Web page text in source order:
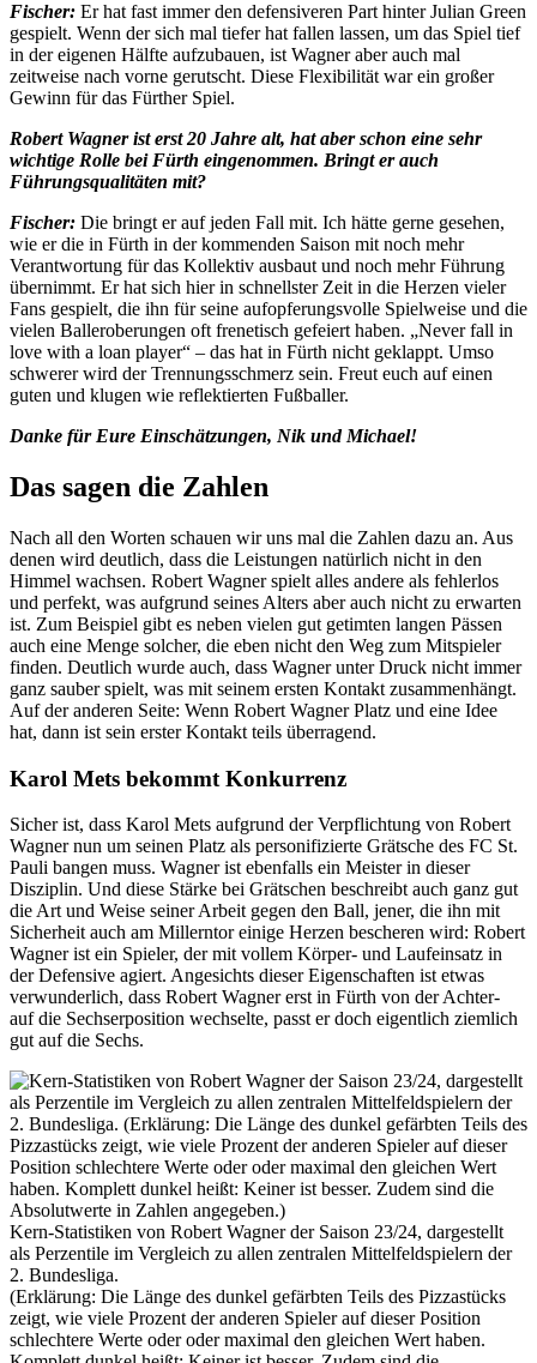
Fischer: Er hat fast immer den defensiveren Part hinter Julian Green
gespielt. Wenn der sich mal tiefer hat fallen lassen, um das Spiel tief
in der eigenen Hälfte aufzubauen, ist Wagner aber auch mal
zeitweise nach vorne gerutscht. Diese Flexibilität war ein großer
Gewinn für das Fürther Spiel.
Robert Wagner ist erst 20 Jahre alt, hat aber schon eine sehr
wichtige Rolle bei Fürth eingenommen. Bringt er auch
Führungsqualitäten mit?
Fischer: Die bringt er auf jeden Fall mit. Ich hätte gerne gesehen,
wie er die in Fürth in der kommenden Saison mit noch mehr
Verantwortung für das Kollektiv ausbaut und noch mehr Führung
übernimmt. Er hat sich hier in schnellster Zeit in die Herzen vieler
Fans gespielt, die ihn für seine aufopferungsvolle Spielweise und die
vielen Balleroberungen oft frenetisch gefeiert haben. „Never fall in
love with a loan player“ – das hat in Fürth nicht geklappt. Umso
schwerer wird der Trennungsschmerz sein. Freut euch auf einen
guten und klugen wie reflektierten Fußballer.
Danke für Eure Einschätzungen, Nik und Michael!
Das sagen die Zahlen
Nach all den Worten schauen wir uns mal die Zahlen dazu an. Aus
denen wird deutlich, dass die Leistungen natürlich nicht in den
Himmel wachsen. Robert Wagner spielt alles andere als fehlerlos
und perfekt, was aufgrund seines Alters aber auch nicht zu erwarten
ist. Zum Beispiel gibt es neben vielen gut getimten langen Pässen
auch eine Menge solcher, die eben nicht den Weg zum Mitspieler
finden. Deutlich wurde auch, dass Wagner unter Druck nicht immer
ganz sauber spielt, was mit seinem ersten Kontakt zusammenhängt.
Auf der anderen Seite: Wenn Robert Wagner Platz und eine Idee
hat, dann ist sein erster Kontakt teils überragend.
Karol Mets bekommt Konkurrenz
Sicher ist, dass Karol Mets aufgrund der Verpflichtung von Robert
Wagner nun um seinen Platz als personifizierte Grätsche des FC St.
Pauli bangen muss. Wagner ist ebenfalls ein Meister in dieser
Disziplin. Und diese Stärke bei Grätschen beschreibt auch ganz gut
die Art und Weise seiner Arbeit gegen den Ball, jener, die ihn mit
Sicherheit auch am Millerntor einige Herzen bescheren wird: Robert
Wagner ist ein Spieler, der mit vollem Körper- und Laufeinsatz in
der Defensive agiert. Angesichts dieser Eigenschaften ist etwas
verwunderlich, dass Robert Wagner erst in Fürth von der Achter-
auf die Sechserposition wechselte, passt er doch eigentlich ziemlich
gut auf die Sechs.
Kern-Statistiken von Robert Wagner der Saison 23/24, dargestellt
als Perzentile im Vergleich zu allen zentralen Mittelfeldspielern der
2. Bundesliga.
(Erklärung: Die Länge des dunkel gefärbten Teils des Pizzastücks
zeigt, wie viele Prozent der anderen Spieler auf dieser Position
schlechtere Werte oder oder maximal den gleichen Wert haben.